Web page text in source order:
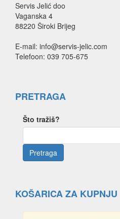
Servis Jelić doo
Vaganska 4
88220 Široki Brijeg
E-mail: info@servis-jelic.com
Telefoon: 039 705-675
PRETRAGA
Što tražiš?
KOŠARICA ZA KUPNJU